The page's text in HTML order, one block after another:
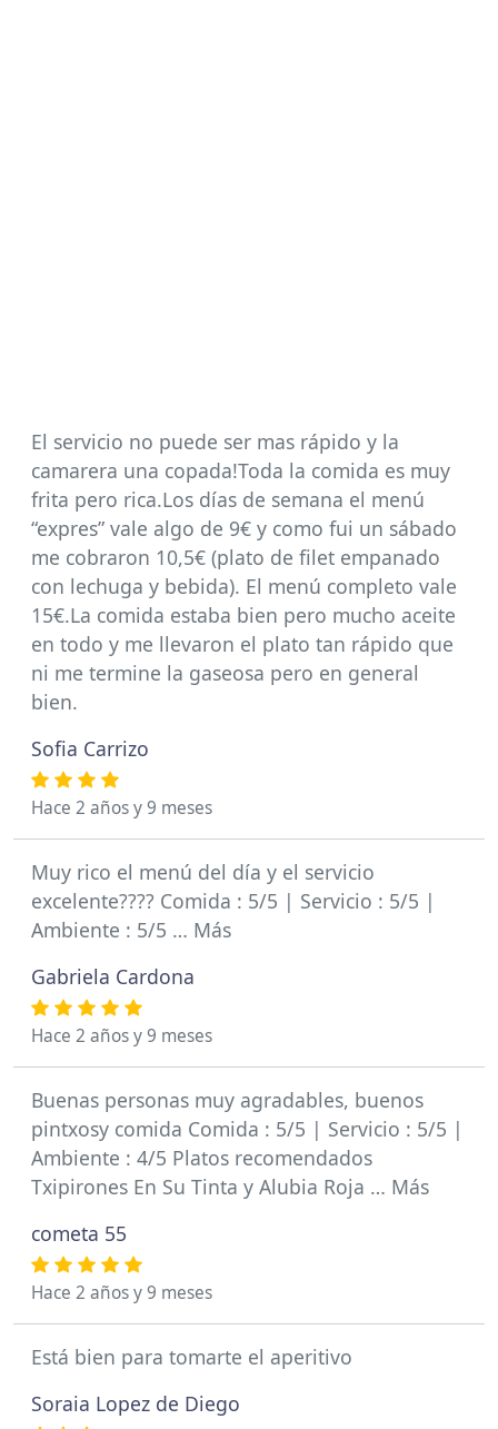
El servicio no puede ser mas rápido y la
camarera una copada!Toda la comida es muy
frita pero rica.Los días de semana el menú
“expres” vale algo de 9€ y como fui un sábado
me cobraron 10,5€ (plato de filet empanado
con lechuga y bebida). El menú completo vale
15€.La comida estaba bien pero mucho aceite
en todo y me llevaron el plato tan rápido que
ni me termine la gaseosa pero en general
bien.
Sofia Carrizo
Hace 2 años y 9 meses
Muy rico el menú del día y el servicio
excelente???? Comida : 5/5 | Servicio : 5/5 |
Ambiente : 5/5 … Más
Gabriela Cardona
Hace 2 años y 9 meses
Buenas personas muy agradables, buenos
pintxosy comida Comida : 5/5 | Servicio : 5/5 |
Ambiente : 4/5 Platos recomendados
Txipirones En Su Tinta y Alubia Roja … Más
cometa 55
Hace 2 años y 9 meses
Está bien para tomarte el aperitivo
Soraia Lopez de Diego